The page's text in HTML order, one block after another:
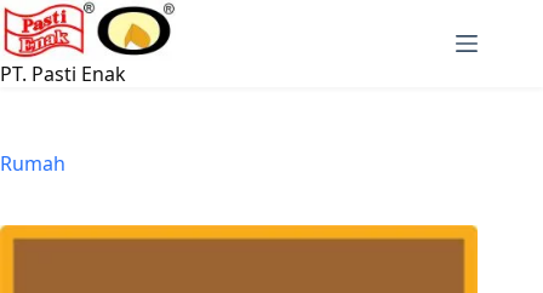
Langsung
ke
konten
PT. Pasti Enak
Rumah